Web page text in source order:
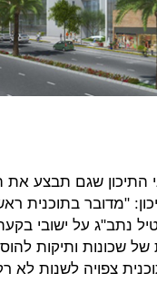
התיכון שגם תבצע את
"מדובר בתוכנית
נתב"ג על ישובי
ותיקות להוסיף
צפויה לשנות לא